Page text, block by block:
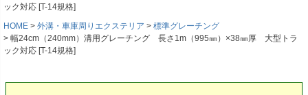
ック対応 [T-14規格]
HOME
外溝・車庫周りエクステリア
標準グレーチング
幅24cm（240mm）溝用グレーチング 長さ1m（995㎜）×38㎜厚 大型トラ
ック対応 [T-14規格]